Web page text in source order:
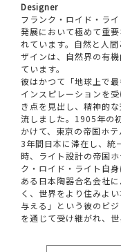
Designer
フランク・ロイド・ラ
発展において極めて重
れています。自然と人
ザインは、自然界の有
ています。
彼はかつて「地球上で
インスピレーションを
き点を見出し、精神的
流しました。1905年の
かけて、東京の帝国ホ
3年間日本に滞在し、統
時、ライト設計の帝国
ク・ロイド・ライト自
ある日本陶器合名会社
く、世界をより住みよ
与える」という彼のビ
を通じて受け継がれ、